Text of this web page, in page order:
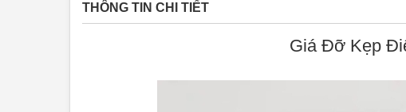
THÔNG TIN CHI TIẾT
Giá Đỡ Kẹp